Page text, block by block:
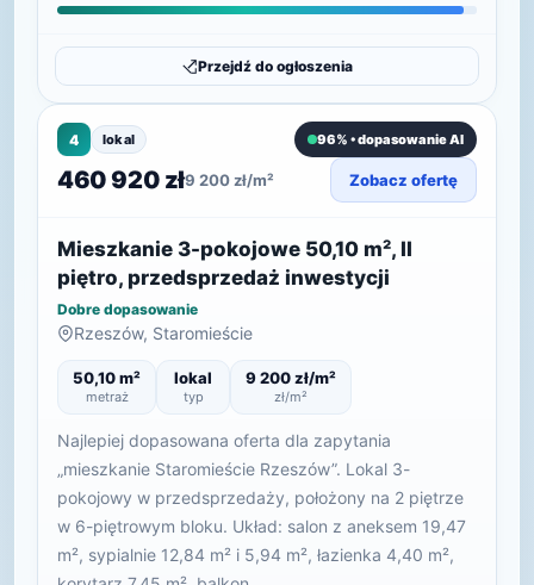
Przejdź do ogłoszenia
4 lokal 96% • dopasowanie AI
460 920 zł9 200 zł/m² Zobacz ofertę
Mieszkanie 3-pokojowe 50,10 m², II
piętro, przedsprzedaż inwestycji
Dobre dopasowanie
Rzeszów, Staromieście
50,10 m²
metraż
lokal
typ
9 200 zł/m²
zł/m²
Najlepiej dopasowana oferta dla zapytania
„mieszkanie Staromieście Rzeszów”. Lokal 3-
pokojowy w przedsprzedaży, położony na 2 piętrze
w 6-piętrowym bloku. Układ: salon z aneksem 19,47
m², sypialnie 12,84 m² i 5,94 m², łazienka 4,40 m²,